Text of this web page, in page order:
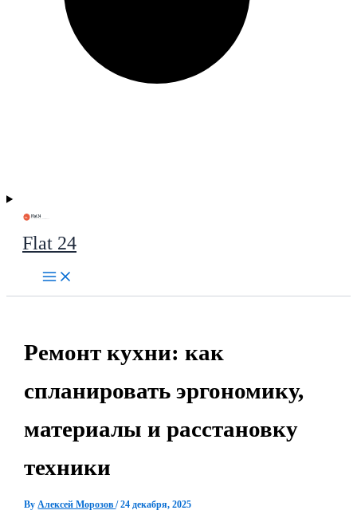
Flat 24
Ремонт кухни: как
спланировать эргономику,
материалы и расстановку
техники
ByАлексей Морозов/24 декабря, 2025